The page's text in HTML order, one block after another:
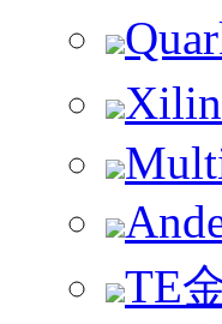
TE